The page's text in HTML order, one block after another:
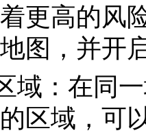
更高的风
图，并开
域：在同
区域，可